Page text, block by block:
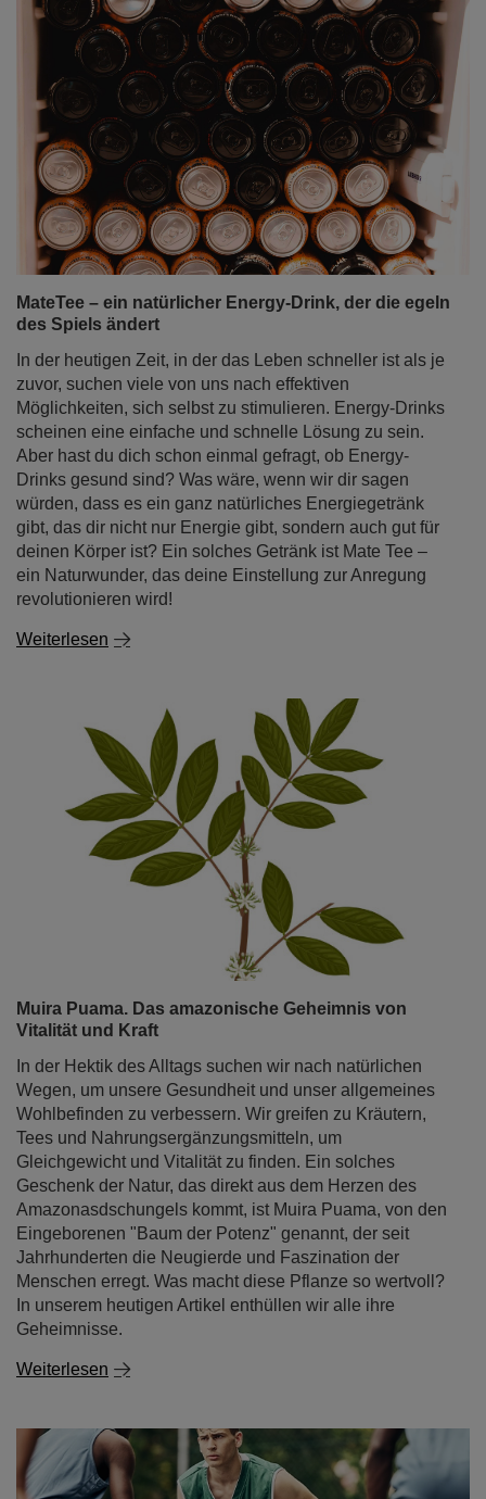
MateTee – ein natürlicher Energy-Drink, der die egeln
des Spiels ändert
In der heutigen Zeit, in der das Leben schneller ist als je
zuvor, suchen viele von uns nach effektiven
Möglichkeiten, sich selbst zu stimulieren. Energy-Drinks
scheinen eine einfache und schnelle Lösung zu sein.
Aber hast du dich schon einmal gefragt, ob Energy-
Drinks gesund sind? Was wäre, wenn wir dir sagen
würden, dass es ein ganz natürliches Energiegetränk
gibt, das dir nicht nur Energie gibt, sondern auch gut für
deinen Körper ist? Ein solches Getränk ist Mate Tee –
ein Naturwunder, das deine Einstellung zur Anregung
revolutionieren wird!
Weiterlesen
Muira Puama. Das amazonische Geheimnis von
Vitalität und Kraft
In der Hektik des Alltags suchen wir nach natürlichen
Wegen, um unsere Gesundheit und unser allgemeines
Wohlbefinden zu verbessern. Wir greifen zu Kräutern,
Tees und Nahrungsergänzungsmitteln, um
Gleichgewicht und Vitalität zu finden. Ein solches
Geschenk der Natur, das direkt aus dem Herzen des
Amazonasdschungels kommt, ist Muira Puama, von den
Eingeborenen "Baum der Potenz" genannt, der seit
Jahrhunderten die Neugierde und Faszination der
Menschen erregt. Was macht diese Pflanze so wertvoll?
In unserem heutigen Artikel enthüllen wir alle ihre
Geheimnisse.
Weiterlesen